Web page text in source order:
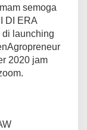
semoga
DI ERA
di launching
2020 jam